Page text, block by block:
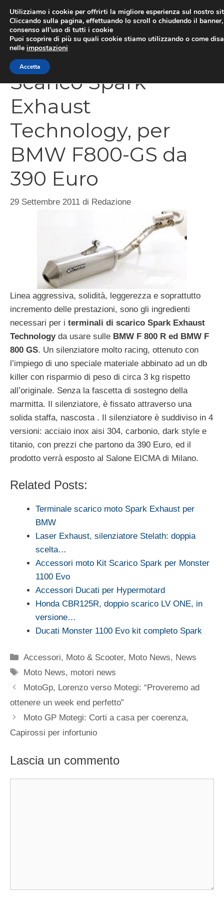
contenuto
Scarico Spark
Exhaust
Technology, per
BMW F800-GS da
390 Euro
29 Settembre 2011 di Redazione
Linea aggressiva, solidità, leggerezza e soprattutto
incremento delle prestazioni, sono gli ingredienti
necessari per i terminali di scarico Spark Exhaust
Technologyda usare sulle BMW F 800 R ed BMW F
800 GS. Un silenziatore molto racing, ottenuto con
l’impiego di uno speciale materiale abbinato ad un db
killer con risparmio di peso di circa 3 kg rispetto
all’originale. Senza la fascetta di sostegno della
marmitta. Il silenziatore, è fissato attraverso una
solida staffa, nascosta . Il silenziatore è suddiviso in 4
versioni: acciaio inox aisi 304, carbonio, dark style e
titanio, con prezzi che partono da 390 Euro, ed il
prodotto verrà esposto al Salone EICMA di Milano.
Related Posts:
Terminale scarico moto Spark Exhaust per
BMW
Laser Exhaust, silenziatore Stelath: doppia
scelta…
Accessori moto Kit Scarico Spark per Monster
1100 Evo
Accessori Ducati per Hypermotard
Honda CBR125R, doppio scarico LV ONE, in
versione…
Ducati Monster 1100 Evo kit completo Spark
Categorie
Accessori, Moto & Scooter, Moto News, News
Tag
Moto News, motori news
MotoGp, Lorenzo verso Motegi: “Proveremo ad
ottenere un week end perfetto”
Moto GP Motegi: Corti a casa per coerenza,
Capirossi per infortunio
Lascia un commento
Utilizziamo i cookie per offrirti la migliore esperienza sul nostro
Cliccando sulla pagina, effettuando lo scroll o chiudendo il
consenso all’uso di tutti i cookie
Puoi scoprire di più su quali cookie stiamo utilizzando o come
nelle impostazioni
Accetta